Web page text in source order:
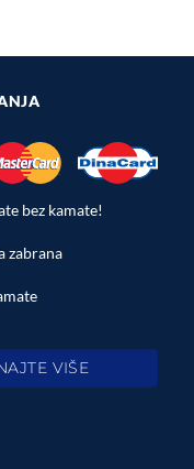
bez kamate!
zabrana
VIŠE